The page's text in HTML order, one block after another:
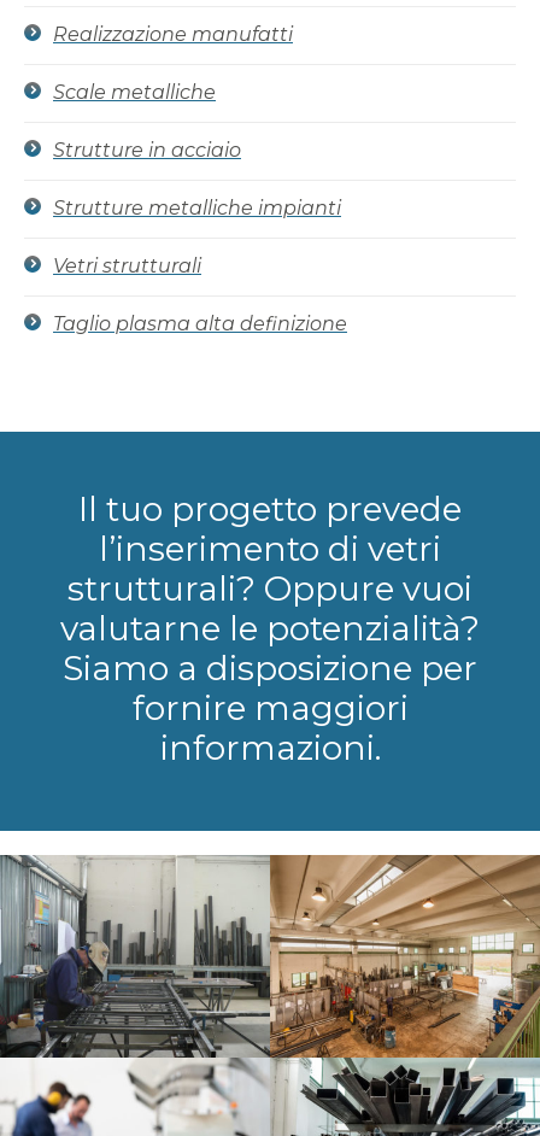
Realizzazione manufatti
Scale metalliche
Strutture in acciaio
Strutture metalliche impianti
Vetri strutturali
Taglio plasma alta definizione
Il tuo progetto prevede
l’inserimento di vetri
strutturali? Oppure vuoi
valutarne le potenzialità?
Siamo a disposizione per
fornire maggiori
informazioni.